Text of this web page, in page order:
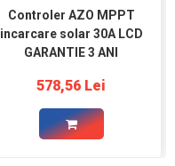
Controler AZO MPPT
incarcare solar 30A LCD
GARANTIE 3 ANI
578,56 Lei